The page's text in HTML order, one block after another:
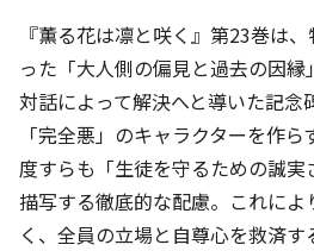
『薫る花は凛と咲く』第23巻は
った「大人側の偏見と過去の因
対話によって解決へと導いた記念
「完全悪」のキャラクターを作
度すらも「生徒を守るための誠実
描写する徹底的な配慮。これによ
く、全員の立場と自尊心を救済